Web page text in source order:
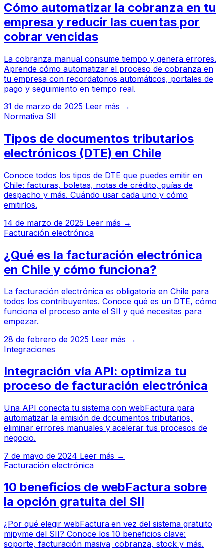
Cómo automatizar la cobranza en tu
empresa y reducir las cuentas por
cobrar vencidas
La cobranza manual consume tiempo y genera errores.
Aprende cómo automatizar el proceso de cobranza en
tu empresa con recordatorios automáticos, portales de
pago y seguimiento en tiempo real.
31 de marzo de 2025 Leer más →
Normativa SII
Tipos de documentos tributarios
electrónicos (DTE) en Chile
Conoce todos los tipos de DTE que puedes emitir en
Chile: facturas, boletas, notas de crédito, guías de
despacho y más. Cuándo usar cada uno y cómo
emitirlos.
14 de marzo de 2025 Leer más →
Facturación electrónica
¿Qué es la facturación electrónica
en Chile y cómo funciona?
La facturación electrónica es obligatoria en Chile para
todos los contribuyentes. Conoce qué es un DTE, cómo
funciona el proceso ante el SII y qué necesitas para
empezar.
28 de febrero de 2025 Leer más →
Integraciones
Integración vía API: optimiza tu
proceso de facturación electrónica
Una API conecta tu sistema con webFactura para
automatizar la emisión de documentos tributarios,
eliminar errores manuales y acelerar tus procesos de
negocio.
7 de mayo de 2024 Leer más →
Facturación electrónica
10 beneficios de webFactura sobre
la opción gratuita del SII
¿Por qué elegir webFactura en vez del sistema gratuito
mipyme del SII? Conoce los 10 beneficios clave:
soporte, facturación masiva, cobranza, stock y más.